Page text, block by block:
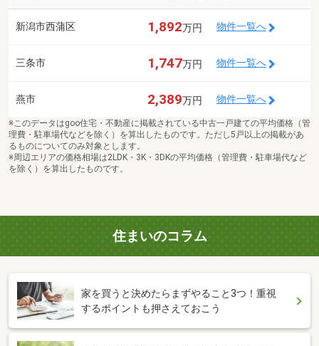
新潟市西蒲区 1,892万円 物件一覧へ
三条市 1,747万円 物件一覧へ
燕市 2,389万円 物件一覧へ
※このデータはgoo住宅・不動産に掲載されている中古一戸建ての平均価格（管
理費・駐車場代などを除く）を算出したものです。ただし5戸以上の掲載があ
るものについてのみ対象とします。
※周辺エリアの価格相場は2LDK・3K・3DKの平均価格（管理費・駐車場代など
を除く）を算出したものです。
住まいのコラム
家を買うと決めたらまずやること3つ！重視
するポイントも押さえておこう